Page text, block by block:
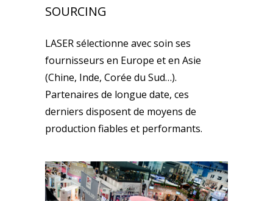
SOURCING
LASER sélectionne avec soin ses
fournisseurs en Europe et en Asie
(Chine, Inde, Corée du Sud…).
Partenaires de longue date, ces
derniers disposent de moyens de
production fiables et performants.